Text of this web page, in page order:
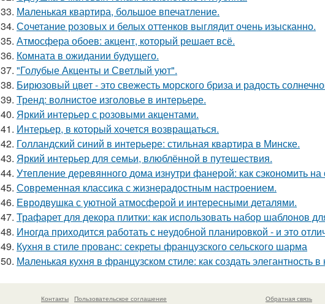
33. Маленькая квартира, большое впечатление.
34. Сочетание розовых и белых оттенков выглядит очень изысканно.
35. Атмосфера обоев: акцент, который решает всё.
36. Комната в ожидании будущего.
37. "Голубые Акценты и Светлый уют".
38. Бирюзовый цвет - это свежесть морского бриза и радость
39. Тренд: волнистое изголовье в интерьере.
40. Яркий интерьер с розовыми акцентами.
41. Интерьер, в который хочется возвращаться.
42. Голландский синий в интерьере: стильная квартира в Минске.
43. Яркий интерьер для семьи, влюблённой в путешествия.
44. Утепление деревянного дома изнутри фанерой: как сэкономить
45. Современная классика с жизнерадостным настроением.
46. Евродвушка с уютной атмосферой и интересными деталями.
47. Трафарет для декора плитки: как использовать набор шаблонов
48. Иногда приходится работать с неудобной планировкой - и это
49. Кухня в стиле прованс: секреты французского сельского шарма
50. Маленькая кухня в французском стиле: как создать элегантность
Контакты Пользовательское соглашение Обратная связь